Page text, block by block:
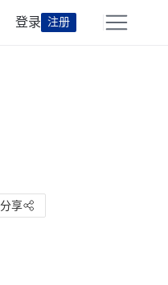
登录 注册
分享